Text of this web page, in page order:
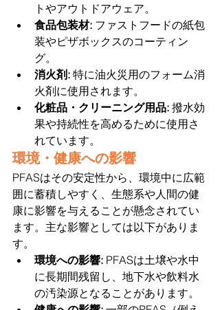
トやアウトドアウェア。
食品包装材: ファストフードの紙包
装やピザボックスのコーティン
グ。
消火剤: 特に油火災用のフォーム消
火剤に使用されます。
化粧品・クリーニング用品: 撥水効
果や持続性を高めるために使用さ
れています。
環境・健康への影響
PFASはその安定性から、環境中に広範
囲に蓄積しやすく、生態系や人間の健
康に影響を与えることが懸念されてい
ます。主な影響としては以下がありま
す。
環境への影響: PFASは土壌や水中
に長期間残留し、地下水や飲料水
の汚染源となることがあります。